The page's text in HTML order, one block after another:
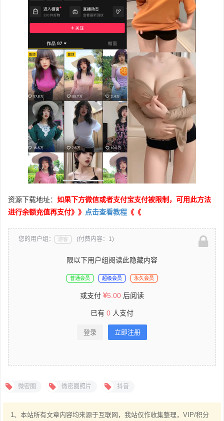
资源下载地址： 如果下方微信或者支付宝支付被限制，可用此方法
进行余额充值再支付》》 点击查看教程 《《
您的用户组： 游客 (付费内容：1)
限以下用户组阅读此隐藏内容
普通会员 超级会员 永久会员
或支付 5.00 后阅读
已有 0 人支付
登录 立即注册
微密圈 微密圈照片 抖音
1、本站所有文章内容均来源于互联网，我站仅作收集整理，VIP/积分